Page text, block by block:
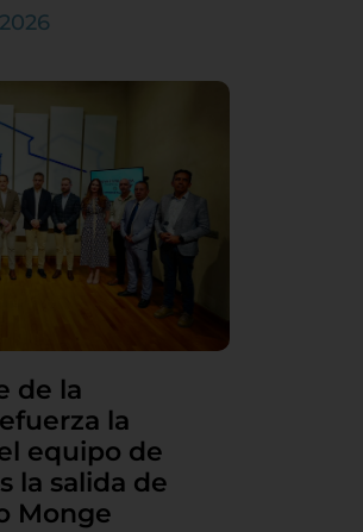
de la
la
equipo de
la salida de
Monge